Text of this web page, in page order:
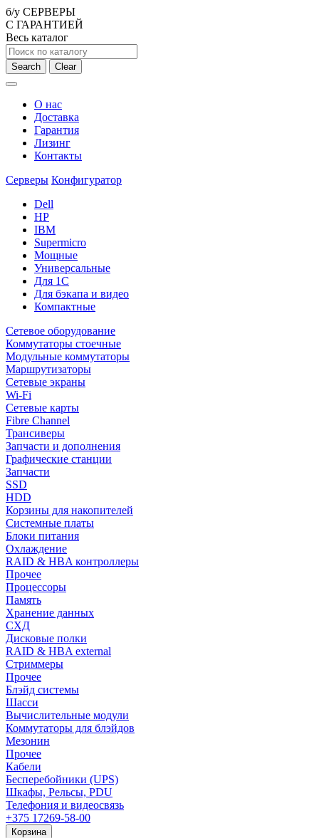
б/у СЕРВЕРЫ
С ГАРАНТИЕЙ
Весь каталог
Search Clear
О нас
Доставка
Гарантия
Лизинг
Контакты
Серверы Конфигуратор
Dell
HP
IBM
Supermicro
Мощные
Универсальные
Для 1С
Для бэкапа и видео
Компактные
Сетевое оборудование
Коммутаторы стоечные
Модульные коммутаторы
Маршрутизаторы
Сетевые экраны
Wi-Fi
Сетевые карты
Fibre Channel
Трансиверы
Запчасти и дополнения
Графические станции
Запчасти
SSD
HDD
Корзины для накопителей
Системные платы
Блоки питания
Охлаждение
RAID & HBA контроллеры
Прочее
Процессоры
Память
Хранение данных
СХД
Дисковые полки
RAID & HBA external
Стриммеры
Прочее
Блэйд системы
Шасси
Вычислительные модули
Коммутаторы для блэйдов
Мезонин
Прочее
Кабели
Бесперебойники (UPS)
Шкафы, Рельсы, PDU
Телефония и видеосвязь
+375 17269-58-00
Корзина